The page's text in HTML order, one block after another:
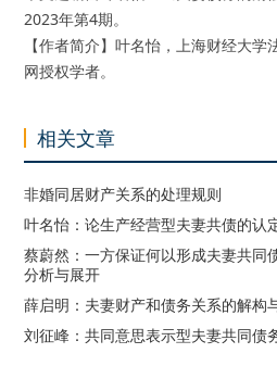
2023年第4期。
【作者简介】叶名怡，上海财经大
网授权学者。
相关文章
非婚同居财产关系的处理规则
叶名怡：论生产经营型夫妻共债的认
蔡蔚然：一方保证何以形成夫妻共
分析与展开
薛启明：夫妻财产和债务关系的解构
刘征峰：共同意思表示型夫妻共同债